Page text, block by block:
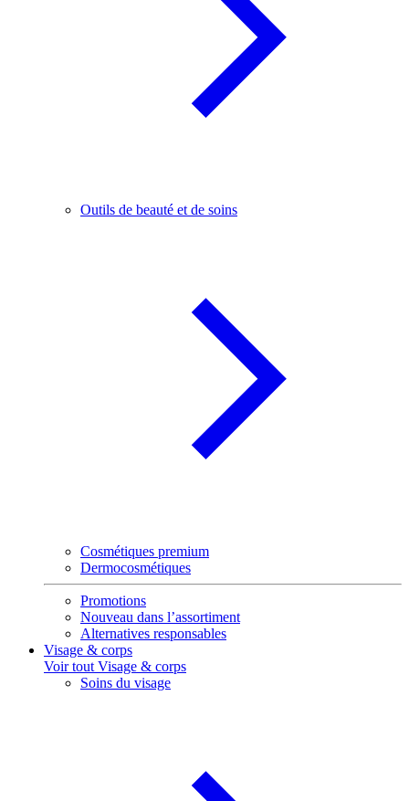
Outils de beauté et de soins
Cosmétiques premium
Dermocosmétiques
Promotions
Nouveau dans l’assortiment
Alternatives responsables
Visage & corps
Voir tout Visage & corps
Soins du visage